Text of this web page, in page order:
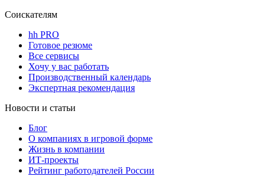
Соискателям
hh PRO
Готовое резюме
Все сервисы
Хочу у вас работать
Производственный календарь
Экспертная рекомендация
Новости и статьи
Блог
О компаниях в игровой форме
Жизнь в компании
ИТ-проекты
Рейтинг работодателей России